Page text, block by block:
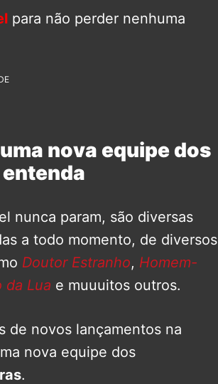
para não perder nenhuma
nova equipe dos
nunca param, são diversas
a todo momento, de diversos
Doutor Estranho, Homem-
da Lua e muuuitos outros.
de novos lançamentos na
nova equipe dos
.